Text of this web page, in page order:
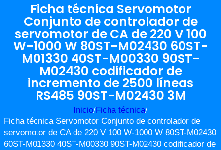
Ficha técnica Servomotor
Conjunto de controlador de
servomotor de CA de 220 V 100
W-1000 W 80ST-M02430 60ST-
M01330 40ST-M00330 90ST-
M02430 codificador de
incremento de 2500 líneas
RS485 90ST-M02430 3M
Inicio/Ficha técnica/
Ficha técnica Servomotor Conjunto de controlador de
servomotor de CA de 220 V 100 W-1000 W 80ST-M02430
60ST-M01330 40ST-M00330 90ST-M02430 codificador de